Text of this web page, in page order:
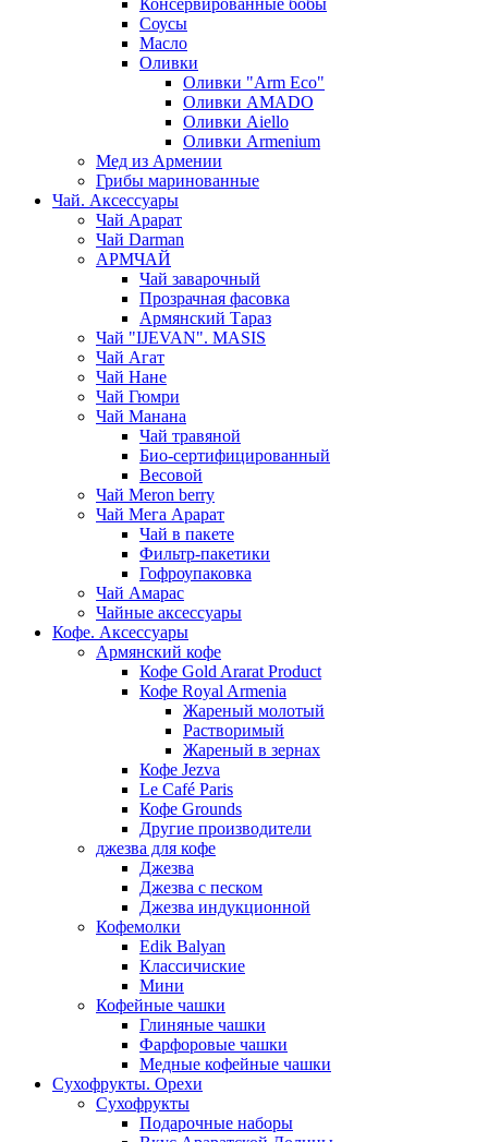
Консервированные бобы
Соусы
Масло
Оливки
Оливки "Arm Eco"
Оливки AMADO
Оливки Aiello
Оливки Armenium
Мед из Армении
Грибы маринованные
Чай. Аксессуары
Чай Арарат
Чай Darman
АРМЧАЙ
Чай заварочный
Прозрачная фасовка
Армянский Тараз
Чай "IJEVAN". MASIS
Чай Агат
Чай Нане
Чай Гюмри
Чай Манана
Чай травяной
Био-сертифицированный
Весовой
Чай Meron berry
Чай Мега Арарат
Чай в пакете
Фильтр-пакетики
Гофроупаковка
Чай Амарас
Чайные аксессуары
Кофе. Аксессуары
Армянский кофе
Кофе Gold Ararat Product
Кофе Royal Armenia
Жареный молотый
Растворимый
Жареный в зернах
Кофе Jezva
Le Café Paris
Кофе Grounds
Другие производители
джезва для кофе
Джезва
Джезва с песком
Джезва индукционной
Кофемолки
Edik Balyan
Классичиские
Мини
Кофейные чашки
Глиняные чашки
Фарфоровые чашки
Медные кофейные чашки
Сухофрукты. Орехи
Сухофрукты
Подарочные наборы